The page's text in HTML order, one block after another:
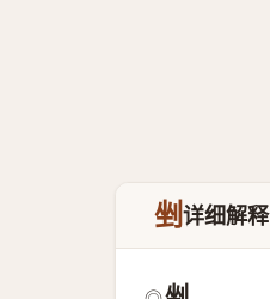
剉详细解释